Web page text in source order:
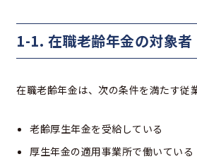
1-1. 在職老齢年金の対象者
在職老齢年金は、次の条件を満たす従
老齢厚生年金を受給している
厚生年金の適用事業所で働いている